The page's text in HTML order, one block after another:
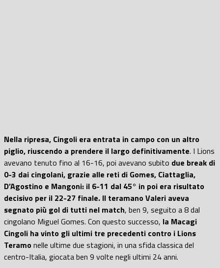
Nella ripresa, Cingoli era entrata in campo con un altro
piglio, riuscendo a prendere il largo definitivamente. I Lions
avevano tenuto fino al 16-16, poi avevano subito due break di
0-3 dai cingolani, grazie alle reti di Gomes, Ciattaglia,
D’Agostino e Mangoni: il 6-11 dal 45° in poi era risultato
decisivo per il 22-27 finale. Il teramano Valeri aveva
segnato più gol di tutti nel match, ben 9, seguito a 8 dal
cingolano Miguel Gomes. Con questo successo, la Macagi
Cingoli ha vinto gli ultimi tre precedenti contro i Lions
Teramonelle ultime due stagioni, in una sfida classica del
centro-Italia, giocata ben 9 volte negli ultimi 24 anni.